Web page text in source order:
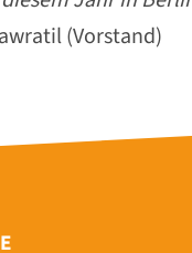
(Vorstand)